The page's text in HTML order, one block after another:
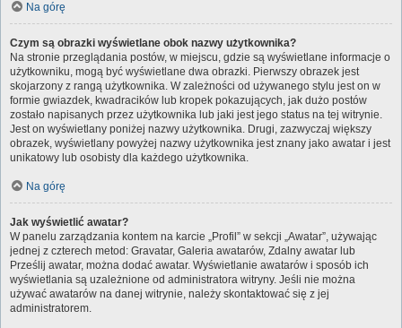
Na górę
Czym są obrazki wyświetlane obok nazwy użytkownika?
Na stronie przeglądania postów, w miejscu, gdzie są wyświetlane informacje o
użytkowniku, mogą być wyświetlane dwa obrazki. Pierwszy obrazek jest
skojarzony z rangą użytkownika. W zależności od używanego stylu jest on w
formie gwiazdek, kwadracików lub kropek pokazujących, jak dużo postów
zostało napisanych przez użytkownika lub jaki jest jego status na tej witrynie.
Jest on wyświetlany poniżej nazwy użytkownika. Drugi, zazwyczaj większy
obrazek, wyświetlany powyżej nazwy użytkownika jest znany jako awatar i jest
unikatowy lub osobisty dla każdego użytkownika.
Na górę
Jak wyświetlić awatar?
W panelu zarządzania kontem na karcie „Profil” w sekcji „Awatar”, używając
jednej z czterech metod: Gravatar, Galeria awatarów, Zdalny awatar lub
Prześlij awatar, można dodać awatar. Wyświetlanie awatarów i sposób ich
wyświetlania są uzależnione od administratora witryny. Jeśli nie można
używać awatarów na danej witrynie, należy skontaktować się z jej
administratorem.